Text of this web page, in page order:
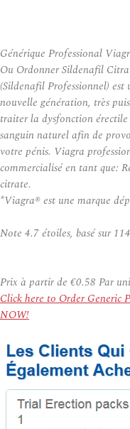
Générique Professional
Ou Ordonner Sildenafil
(Sildenafil Professionnel)
nouvelle génération, très
traiter la dysfonction
sanguin naturel afin de
votre pénis. Viagra
commercialisé en tant que:
citrate.
*Viagra® est une marque
Note 4.7étoiles, basé sur 114
Prix à partir de €0.58 Par
Click here to Order Generic
NOW!